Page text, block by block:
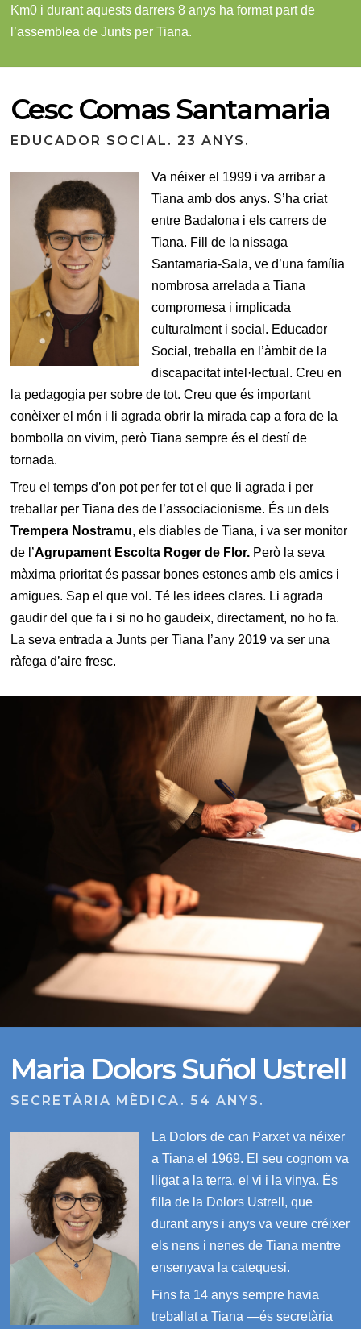
Km0 i durant aquests darrers 8 anys ha format part de
l’assemblea de Junts per Tiana.
Cesc Comas Santamaria
EDUCADOR SOCIAL. 23 ANYS.
Va néixer el 1999 i va arribar a
Tiana amb dos anys. S’ha criat
entre Badalona i els carrers de
Tiana. Fill de la nissaga
Santamaria-Sala, ve d’una família
nombrosa arrelada a Tiana
compromesa i implicada
culturalment i social. Educador
Social, treballa en l’àmbit de la
discapacitat intel·lectual. Creu en
la pedagogia per sobre de tot. Creu que és important
conèixer el món i li agrada obrir la mirada cap a fora de la
bombolla on vivim, però Tiana sempre és el destí de
tornada.
Treu el temps d’on pot per fer tot el que li agrada i per
treballar per Tiana des de l’associacionisme. És un dels
Trempera Nostramu, els diables de Tiana, i va ser monitor
de l’Agrupament Escolta Roger de Flor. Però la seva
màxima prioritat és passar bones estones amb els amics i
amigues. Sap el que vol. Té les idees clares. Li agrada
gaudir del que fa i si no ho gaudeix, directament, no ho fa.
La seva entrada a Junts per Tiana l’any 2019 va ser una
ràfega d’aire fresc.
Maria Dolors Suñol Ustrell
SECRETÀRIA MÈDICA. 54 ANYS.
La Dolors de can Parxet va néixer
a Tiana el 1969. El seu cognom va
lligat a la terra, el vi i la vinya. És
filla de la Dolors Ustrell, que
durant anys i anys va veure créixer
els nens i nenes de Tiana mentre
ensenyava la catequesi.
Fins fa 14 anys sempre havia
treballat a Tiana —és secretària